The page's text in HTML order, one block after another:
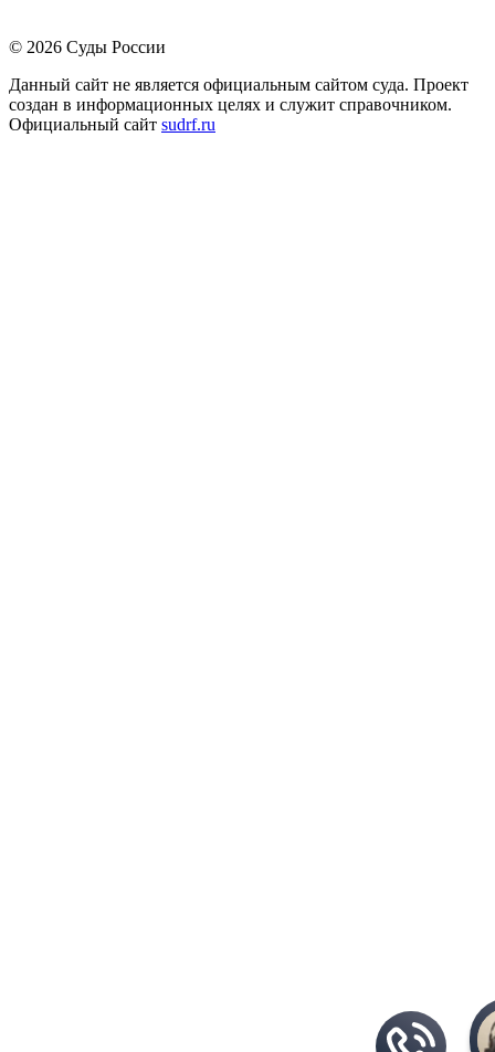
© 2026 Суды России
Данный сайт не является официальным сайтом суда. Проект
создан в информационных целях и служит справочником.
Официальный сайт sudrf.ru